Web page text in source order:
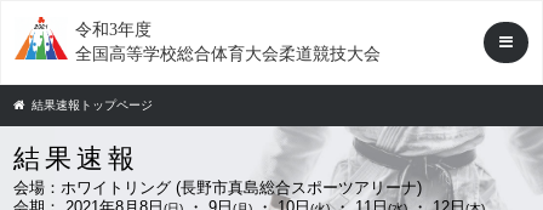
令和3年度
全国高等学校総合体育大会柔道競技大会
結果速報トップページ
結果速報
会場：ホワイトリング (長野市真島総合スポーツアリーナ)